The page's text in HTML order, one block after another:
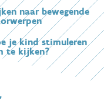
naar bewegende
je kind stimuleren
te kijken?